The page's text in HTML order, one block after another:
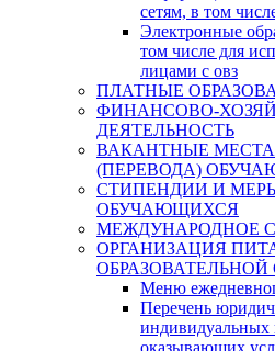
сетям, в том
Электронные
том числе для
лицами с овз
ПЛАТНЫЕ
ФИНАНСОВО-
ДЕЯТЕЛЬНОСТЬ
ВАКАНТНЫЕ
(ПЕРЕВОДА)
СТИПЕНДИИ И
ОБУЧАЮЩИХСЯ
МЕЖДУНАРОДНОЕ
ОРГАНИЗАЦИЯ
Меню
Перечень
индивидуальных
оказывающих